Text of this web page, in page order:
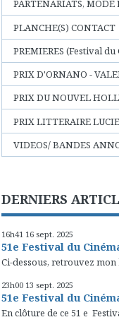
PARTENARIATS, MODE
PLANCHE(S) CONTACT
PREMIERES (Festival
PRIX D'ORNANO -
PRIX DU NOUVEL
PRIX LITTERAIRE
VIDEOS/ BANDES
DERNIERS
16h41 16 sept. 2025
51e Festival du
Ci-dessous, retrouvez
23h00 13 sept. 2025
51e Festival du
En clôture de ce 51 e